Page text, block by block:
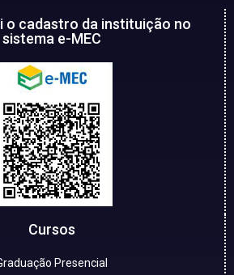
o cadastro da instituição no
sistema e-MEC
Cursos
Presencial